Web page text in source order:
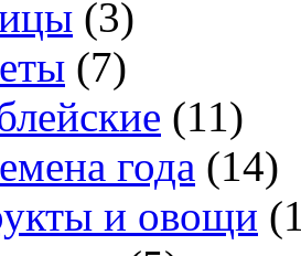
(3)
(7)
(11)
года (14)
и овощи